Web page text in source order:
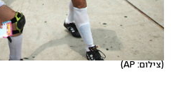
(צילום: AP)